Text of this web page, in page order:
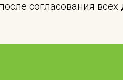
согласования